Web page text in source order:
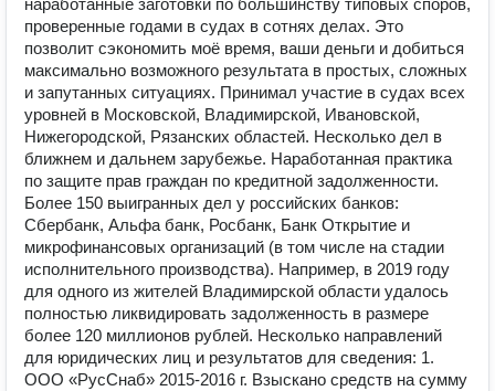
наработанные заготовки по большинству типовых споров,
проверенные годами в судах в сотнях делах. Это
позволит сэкономить моё время, ваши деньги и добиться
максимально возможного результата в простых, сложных
и запутанных ситуациях. Принимал участие в судах всех
уровней в Московской, Владимирской, Ивановской,
Нижегородской, Рязанских областей. Несколько дел в
ближнем и дальнем зарубежье. Наработанная практика
по защите прав граждан по кредитной задолженности.
Более 150 выигранных дел у российских банков:
Сбербанк, Альфа банк, Росбанк, Банк Открытие и
микрофинансовых организаций (в том числе на стадии
исполнительного производства). Например, в 2019 году
для одного из жителей Владимирской области удалось
полностью ликвидировать задолженность в размере
более 120 миллионов рублей. Несколько направлений
для юридических лиц и результатов для сведения: 1.
ООО «РусСнаб» 2015-2016 г. Взыскано средств на сумму